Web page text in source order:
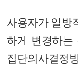
사용자가 일방
하게 변경하는
집단의사결정